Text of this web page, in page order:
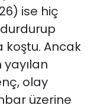
ise hiç
koştu. Ancak
olay
üzerine